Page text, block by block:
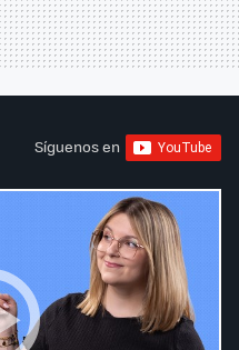
Síguenos en